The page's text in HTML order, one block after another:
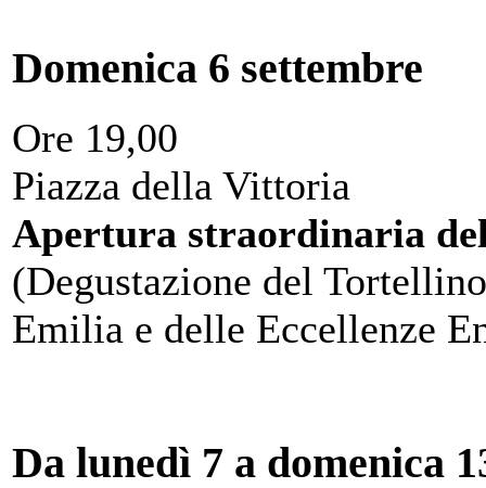
Domenica 6 settembre
Ore 19,00
Piazza della Vittoria
Apertura straordinaria
(Degustazione del
Emilia e delle Eccellenze
Da lunedì 7 a domenica